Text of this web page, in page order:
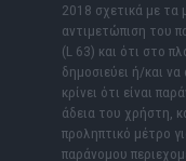
2018 σχετικά με τα
αντιμετώπιση του
(L 63) και ότι στο
δημοσιεύει ή/και
κρίνει ότι είναι
άδεια του χρήστη,
προληπτικό μέτρο
παράνομου